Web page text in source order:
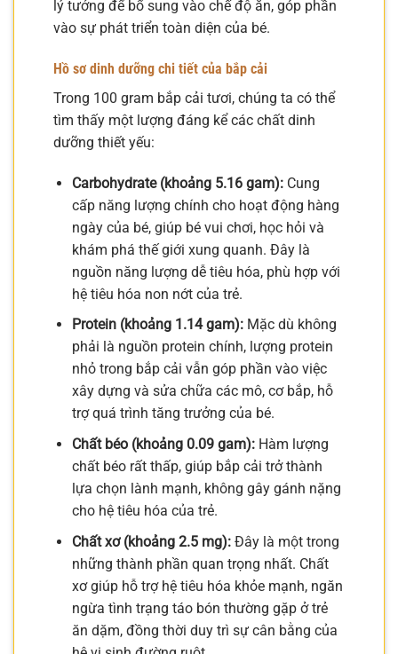
lý tưởng để bổ sung vào chế độ ăn, góp phần
vào sự phát triển toàn diện của bé.
Hồ sơ dinh dưỡng chi tiết của bắp cải
Trong 100 gram bắp cải tươi, chúng ta có thể
tìm thấy một lượng đáng kể các chất dinh
dưỡng thiết yếu:
Carbohydrate (khoảng 5.16 gam):Cung
cấp năng lượng chính cho hoạt động hàng
ngày của bé, giúp bé vui chơi, học hỏi và
khám phá thế giới xung quanh. Đây là
nguồn năng lượng dễ tiêu hóa, phù hợp với
hệ tiêu hóa non nớt của trẻ.
Protein (khoảng 1.14 gam):Mặc dù không
phải là nguồn protein chính, lượng protein
nhỏ trong bắp cải vẫn góp phần vào việc
xây dựng và sửa chữa các mô, cơ bắp, hỗ
trợ quá trình tăng trưởng của bé.
Chất béo (khoảng 0.09 gam):Hàm lượng
chất béo rất thấp, giúp bắp cải trở thành
lựa chọn lành mạnh, không gây gánh nặng
cho hệ tiêu hóa của trẻ.
Chất xơ (khoảng 2.5 mg):Đây là một trong
những thành phần quan trọng nhất. Chất
xơ giúp hỗ trợ hệ tiêu hóa khỏe mạnh, ngăn
ngừa tình trạng táo bón thường gặp ở trẻ
ăn dặm, đồng thời duy trì sự cân bằng của